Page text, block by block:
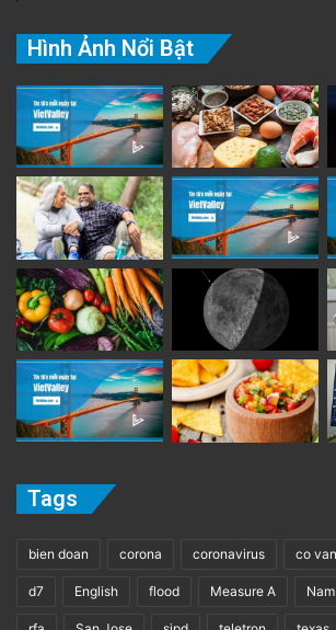
Hình Ảnh Nổi Bật
Tags
bien doan corona coronavirus co
d7 English flood Measure A